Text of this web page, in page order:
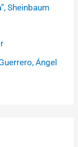
Sheinbaum
Ángel